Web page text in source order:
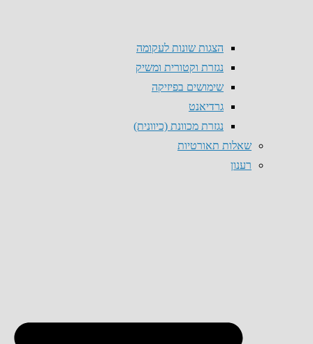
הצגות שונות לעקומה
נגזרת וקטורית ומשיק
שימושים בפיזיקה
גרדיאנט
נגזרת מכוונת (כיוונית)
שאלות תאורטיות
רענון